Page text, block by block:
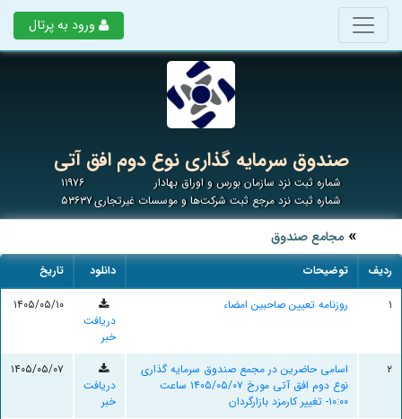
ورود به پرتال
صندوق سرمایه گذاری نوع دوم افق آتی
شماره ثبت نزد سازمان بورس و اوراق بهادار
۱۱۹۷۶
شماره ثبت نزد مرجع ثبت شرکت‌ها و موسسات غیرتجاری۵۳۶۳۷
مجامع صندوق
ردیف توضیحات دانلود
تاریخ
۱
روزنامه تعیین صاحبین امضاء
دریافت
خبر
۱۴۰۵/۰۵/۱۰
۲
اسامی حاضرین در مجمع صندوق سرمایه گذاری
نوع دوم افق آتی مورخ ۱۴۰۵/۰۵/۰۷ ساعت
۱۰:۰۰- تغییر کارمزد بازارگردان
دریافت
خبر
۱۴۰۵/۰۵/۰۷